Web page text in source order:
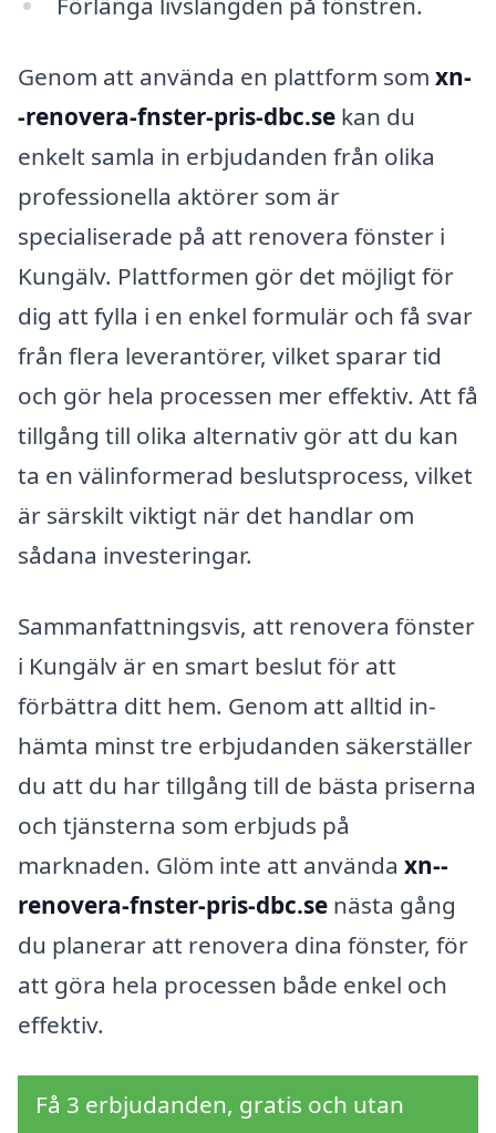
Genom att använda en plattform som xn-
-renovera-fnster-pris-dbc.se kan du
enkelt samla in erbjudanden från olika
professionella aktörer som är
specialiserade på att renovera fönster i
Kungälv. Plattformen gör det möjligt för
dig att fylla i en enkel formulär och få svar
från flera leverantörer, vilket sparar tid
och gör hela processen mer effektiv. Att få
tillgång till olika alternativ gör att du kan
ta en välinformerad beslutsprocess, vilket
är särskilt viktigt när det handlar om
sådana investeringar.
Sammanfattningsvis, att renovera fönster
i Kungälv är en smart beslut för att
förbättra ditt hem. Genom att alltid in­
hämta minst tre erbjudanden säkerställer
du att du har tillgång till de bästa priserna
och tjänsterna som erbjuds på
marknaden. Glöm inte att använda xn--
renovera-fnster-pris-dbc.se nästa gång
du planerar att renovera dina fönster, för
att göra hela processen både enkel och
effektiv.
Få 3 erbjudanden, gratis och utan